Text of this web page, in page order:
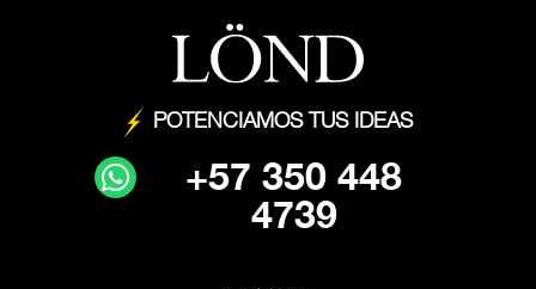
POTENCIAMOS TUS IDEAS
+57 350 448
4739